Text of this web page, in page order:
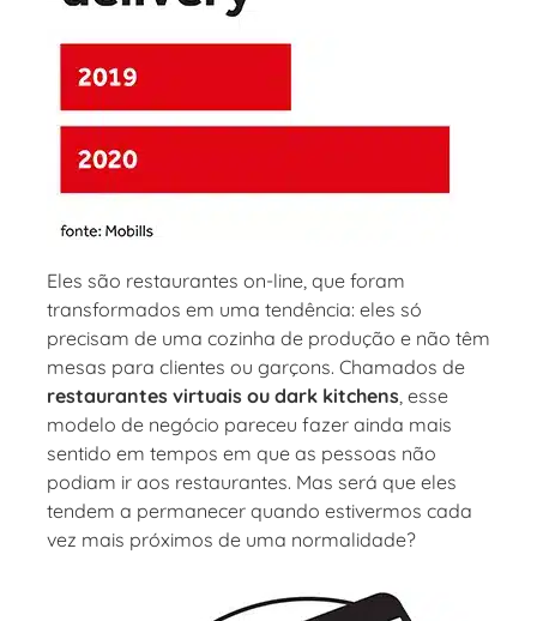
Eles são restaurantes on-line, que foram
transformados em uma tendência: eles só
precisam de uma cozinha de produção e não têm
mesas para clientes ou garçons. Chamados de
restaurantes virtuais ou dark kitchens , esse
modelo de negócio pareceu fazer ainda mais
sentido em tempos em que as pessoas não
podiam ir aos restaurantes. Mas será que eles
tendem a permanecer quando estivermos cada
vez mais próximos de uma normalidade?